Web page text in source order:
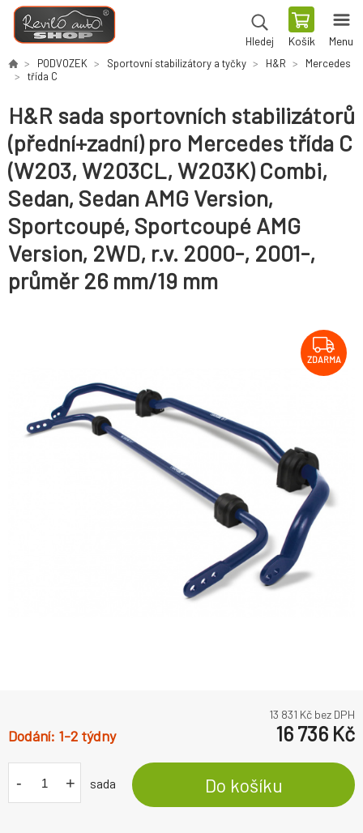
Hledej Košík Menu
PODVOZEK Sportovní stabilizátory a tyčky H&R
Mercedes
třída C
H&R sada sportovních stabilizátorů
(přední+zadní) pro Mercedes třída C
(W203, W203CL, W203K) Combi,
Sedan, Sedan AMG Version,
Sportcoupé, Sportcoupé AMG
Version, 2WD, r.v. 2000-, 2001-,
průměr 26 mm/19 mm
ZDARMA
13 831 Kč bez DPH
1-2 týdny 16 736 Kč
- + sada Do košíku